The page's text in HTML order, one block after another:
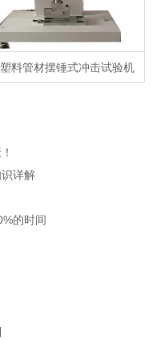
塑料管材摆锤式冲击试验机
详解
的时间